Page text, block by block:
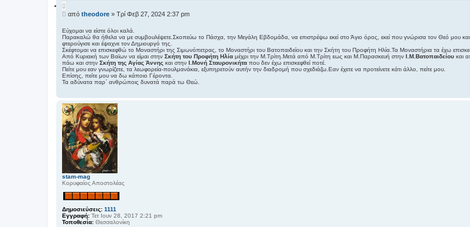
α
ρ
θ
ε
σ
η
Δ
μ
ο
σ
ί
ε
υ
σ
από theodore » Τρί Φεβ 27, 2024 2:37 pm
Εύχομαι να είστε όλοι καλά.
Παρακαλώ θα ήθελα να με συμβουλέψετε.Σκοπεύω το Πάσχα, την Μεγάλη Εβδομάδα, να επιστρέψω εκεί στο Άγιο όρος, εκεί που γνώρισα τον Θεό μου
φτερούγισε και έψαχνε τον Δημιουργό της.
Σκέφτομαι να επισκεφθώ το Μοναστήρι της Σιμωνόπετρας, το Μοναστήρι του Βατοπαιδείου και την Σκήτη του Προφήτη Ηλία.Τα Μοναστήρια τα έχω
Από Κυριακή των Βαϊων να είμαι στην Σκήτη του Προφήτη Ηλία μέχρι την Μ.Τρίτη.Μετά από Μ.Τρίτη εως και Μ.Παρασκευή στην Ι.Μ.Βατοπαιδείου και
πάω και στην Σκήτη της Αγίας Άννης και στην Ι.Μονή Σταυρονικήτα που δεν έχω επισκεφθεί ποτέ.
Πείτε μου εαν γνωρίζετε, τα λεωφορεία-πουλμανάκια, εξυπηρετούν αυτήν την διαδρομή που σχεδιάζω.Εαν έχετε να προτείνετε κάτι άλλο, πείτε μου.
Επίσης, πείτε μου να δω κάποιο Γέροντα.
Τα αδύνατα παρ΄ ανθρώποις δυνατά παρά τω Θεώ.
stam-mag
Κορυφαίος Αποστολέας
Δημοσιεύσεις: 1111
Εγγραφή: Τετ Ιουν 28, 2017 2:21 pm
Τοποθεσία: Θεσσαλονίκη